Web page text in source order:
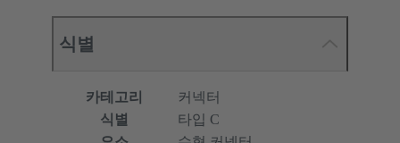
식별
카테고리
커넥터
식별
타입 C